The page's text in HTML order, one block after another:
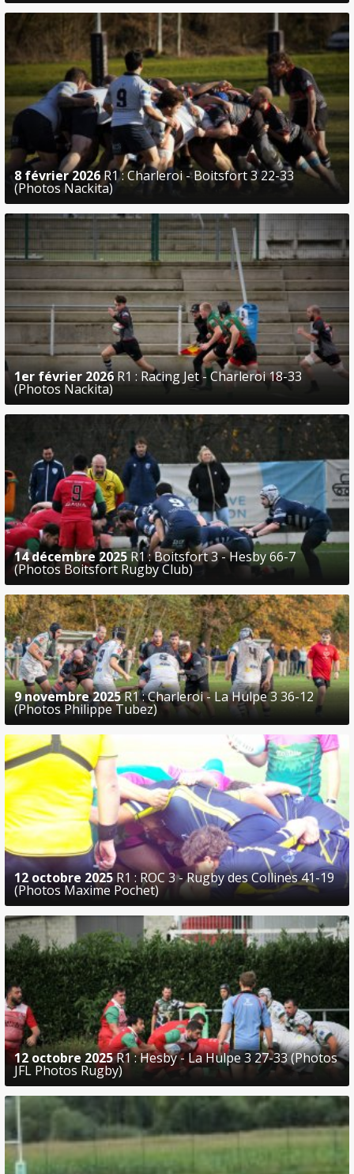
8 février 2026R1 : Charleroi - Boitsfort 3 22-33
(Photos Nackita)
1er février 2026R1 : Racing Jet - Charleroi 18-33
(Photos Nackita)
14 décembre 2025R1 : Boitsfort 3 - Hesby 66-7
(Photos Boitsfort Rugby Club)
9 novembre 2025R1 : Charleroi - La Hulpe 3 36-12
(Photos Philippe Tubez)
12 octobre 2025R1 : ROC 3 - Rugby des Collines 41-19
(Photos Maxime Pochet)
12 octobre 2025R1 : Hesby - La Hulpe 3 27-33 (Photos
JFL Photos Rugby)